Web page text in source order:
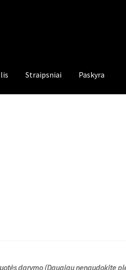
Straipsniai Paskyra
darymo (Daugiau nenaudokite